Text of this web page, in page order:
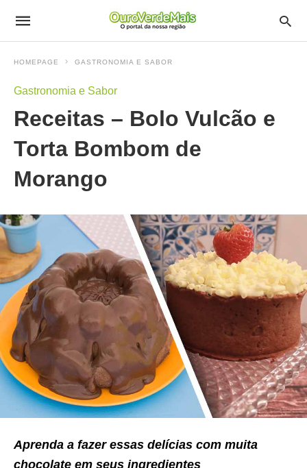
HOMEPAGE GASTRONOMIA E SABOR
Gastronomia e Sabor
Receitas – Bolo Vulcão e
Torta Bombom de
Morango
Aprenda a fazer essas delícias com muita
chocolate em seus ingredientes